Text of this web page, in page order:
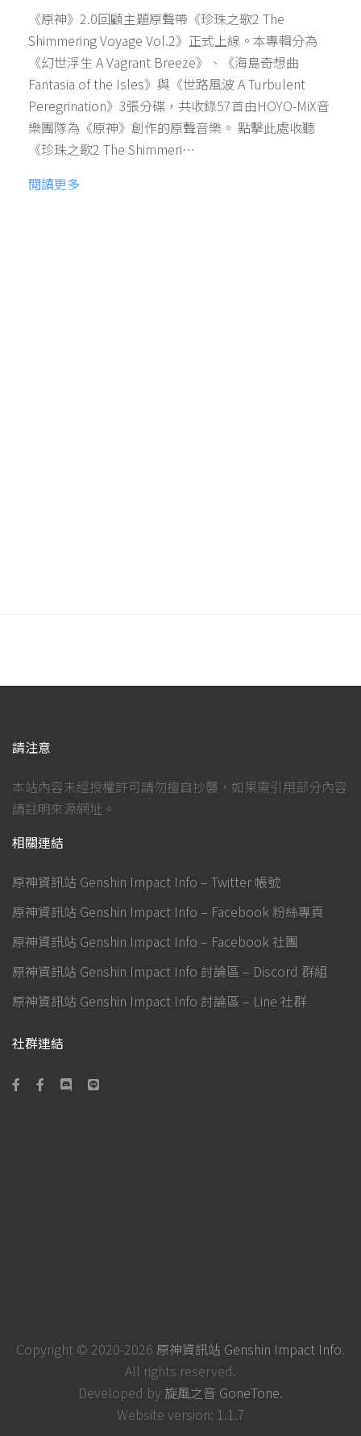
《原神》2.0回顧主題原聲帶《珍珠之歌2 The
Shimmering Voyage Vol.2》正式上線。本專輯分為
《幻世浮生 A Vagrant Breeze》、《海島奇想曲
Fantasia of the Isles》與《世路風波 A Turbulent
Peregrination》3張分碟，共收錄57首由HOYO-MiX音
樂團隊為《原神》創作的原聲音樂。 點擊此處收聽
《珍珠之歌2 The Shimmeri…
閱讀更多
請注意
本站內容未經授權許可請勿擅自抄襲，如果需引用部分內容
請註明來源網址。
相關連結
原神資訊站 Genshin Impact Info – Twitter 帳號
原神資訊站 Genshin Impact Info – Facebook 粉絲專頁
原神資訊站 Genshin Impact Info – Facebook 社團
原神資訊站 Genshin Impact Info 討論區 – Discord 群組
原神資訊站 Genshin Impact Info 討論區 – Line 社群
社群連結
Copyright © 2020-2026 原神資訊站 Genshin Impact Info.
All rights reserved.
Developed by 旋風之音 GoneTone.
Website version: 1.1.7